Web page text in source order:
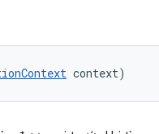
context)